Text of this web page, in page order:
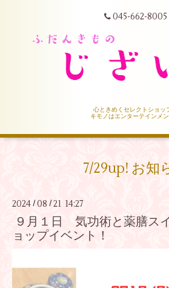
045-662-8005
心ときめくセレクトショッ
キモノはエンターテインメン
7/29up! お知
2024 /08 / 21 14:27
９月１日 気功術と薬膳ス
ョップイベント！